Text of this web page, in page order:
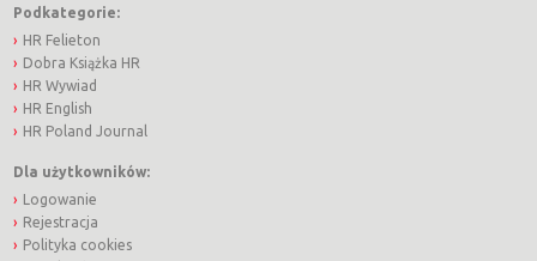
Podkategorie:
HR Felieton
Dobra Książka HR
HR Wywiad
HR English
HR Poland Journal
Dla użytkowników:
Logowanie
Rejestracja
Polityka cookies